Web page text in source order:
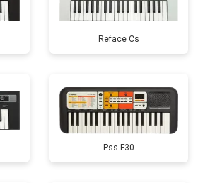
Reface Cs
Pss-F30